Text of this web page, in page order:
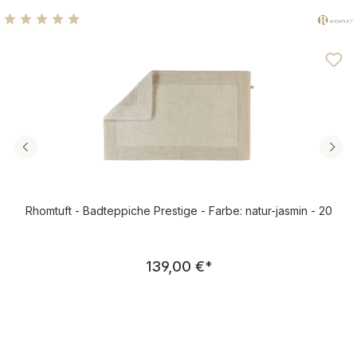
Rhomtuft - Badteppiche Prestige - Farbe: natur-jasmin - 20
Regulärer Preis:
139,00 €*